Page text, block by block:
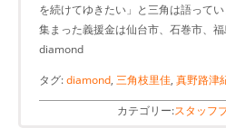
を続けてゆきたい」と三角は語ってい
集まった義援金は仙台市、石巻市、福
diamond
タグ:diamond, 三角枝里佳, 真野路津
カテゴリー:スタッフ